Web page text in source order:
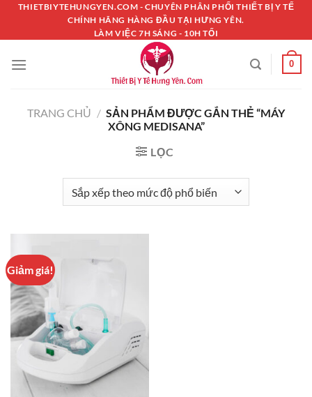
Chuyển
nội
dung
THIETBIYTEHUNGYEN.COM - CHUYÊN PHÂN PHỐI THIẾT BỊ Y TẾ
CHÍNH HÃNG HÀNG ĐẦU TẠI HƯNG YÊN.
LÀM VIỆC 7H SÁNG - 10H TỐI
0
TRANG CHỦ / SẢN PHẨM ĐƯỢC GẮN THẺ “MÁY
XÔNG MEDISANA”
LỌC
Giảm giá!